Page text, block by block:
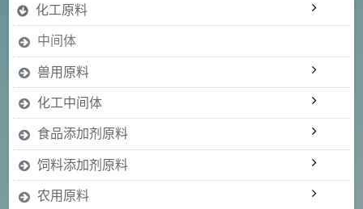
化工原料
中间体
兽用原料
化工中间体
食品添加剂原料
饲料添加剂原料
农用原料